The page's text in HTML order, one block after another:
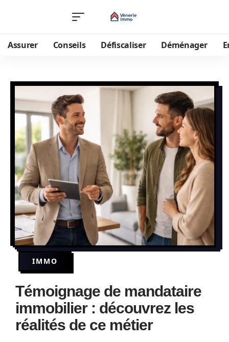
Assurer Conseils Défiscaliser Déménager
IMMO
Témoignage de mandataire
immobilier : découvrez les
réalités de ce métier